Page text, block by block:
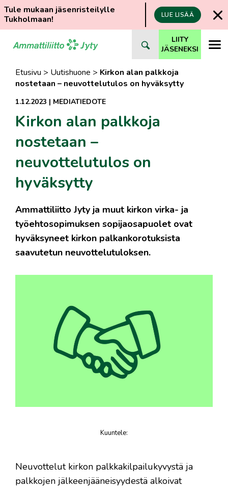
Tule mukaan jäsenristeilylle
Tukholmaan!
LUE LISÄÄ
suoraan
LIITY
JÄSENEKSI
Etusivu > Uutishuone > Kirkon alan palkkoja
nostetaan – neuvottelutulos on hyväksytty
1.12.2023 | MEDIATIEDOTE
Kirkon alan palkkoja
nostetaan –
neuvottelutulos on
hyväksytty
Ammattiliitto Jyty ja muut kirkon virka- ja
työehtosopimuksen sopijaosapuolet ovat
hyväksyneet kirkon palkankorotuksista
saavutetun neuvottelutuloksen.
Kuuntele:
Neuvottelut kirkon palkkakilpailukyvystä ja
palkkojen jälkeenjääneisyydestä alkoivat